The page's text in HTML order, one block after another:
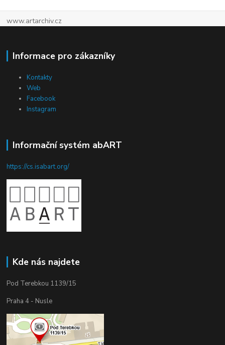
www.artarchiv.cz
Informace pro zákazníky
Kontakty
Web
Facebook
Instagram
Informační systém abART
https://cs.isabart.org/
Kde nás najdete
Pod Terebkou 1139/15
Praha 4 - Nusle